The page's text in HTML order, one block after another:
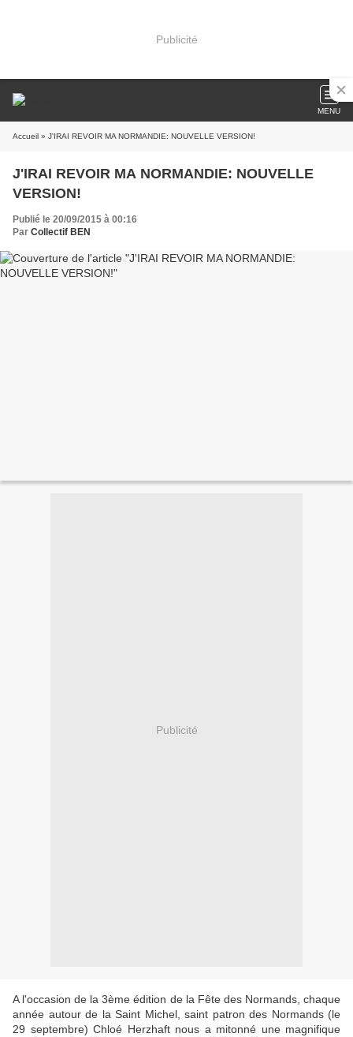
Publicité
MENU
Accueil » J'IRAI REVOIR MA NORMANDIE: NOUVELLE VERSION!
J'IRAI REVOIR MA NORMANDIE: NOUVELLE
VERSION!
Publié le 20/09/2015 à 00:16
Par Collectif BEN
Publicité
A l'occasion de la 3ème édition de la Fête des Normands, chaque
année autour de la Saint Michel, saint patron des Normands (le
29 septembre) Chloé Herzhaft nous a mitonné une magnifique